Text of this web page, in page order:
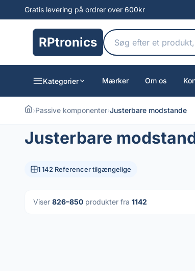
Gratis levering på ordrer over 600kr
RPtronics
Kategorier Mærker Om os
›Passive komponenter›Justerbare modstande
Justerbare
1 142 Referencer tilgængelige
Viser 826–850 produkter fra 1142